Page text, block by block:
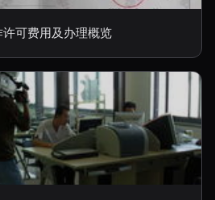
可费用及办理概览